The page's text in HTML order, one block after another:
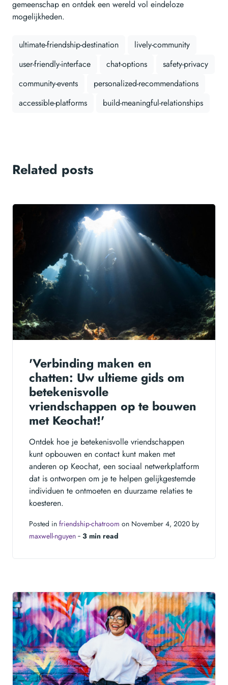
gemeenschap en ontdek een wereld vol eindeloze
mogelijkheden.
ultimate-friendship-destination
lively-community
user-friendly-interface
chat-options
safety-privacy
community-events
personalized-recommendations
accessible-platforms
build-meaningful-relationships
Related posts
'Verbinding maken en
chatten: Uw ultieme gids om
betekenisvolle
vriendschappen op te bouwen
met Keochat!'
Ontdek hoe je betekenisvolle vriendschappen
kunt opbouwen en contact kunt maken met
anderen op Keochat, een sociaal netwerkplatform
dat is ontworpen om je te helpen gelijkgestemde
individuen te ontmoeten en duurzame relaties te
koesteren.
Posted in friendship-chatroom on November 4, 2020 by
maxwell-nguyen ‐ 3 min read